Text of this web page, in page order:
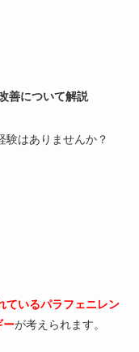
善について解説
験はありませんか？
ているパラフェニレン
ーが考えられます。